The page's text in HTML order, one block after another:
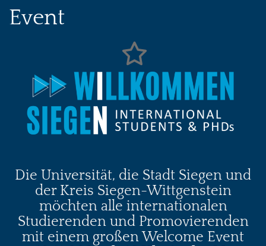
Event
Die Universität, die Stadt Siegen und
der Kreis Siegen-Wittgenstein
möchten alle internationalen
Studierenden und Promovierenden
mit einem großen Welcome Event